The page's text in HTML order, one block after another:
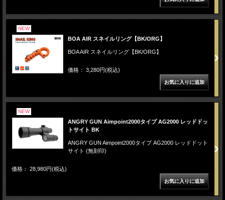
NEW
BOA AIR スネイルリング【BK/ORG】
BOA AIR スネイルリング【BK/ORG】
価格： 3,280円(税込)
NEW
ANGRY GUN Aimpoint2000タイプ AG2000 レッドドッ
トサイト BK
ANGRY GUN Aimpoint2000タイプ AG2000 レッドドット
サイト (無刻印)
価格： 28,980円(税込)